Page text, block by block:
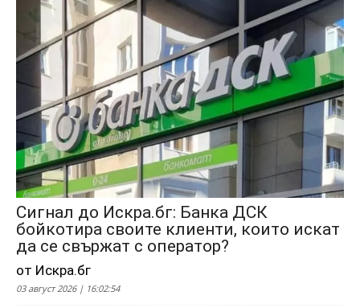
Сигнал до Искра.бг: Банка ДСК
бойкотира своите клиенти, които искат
да се свържат с оператор?
от Искра.бг
03 август 2026 | 16:02:54